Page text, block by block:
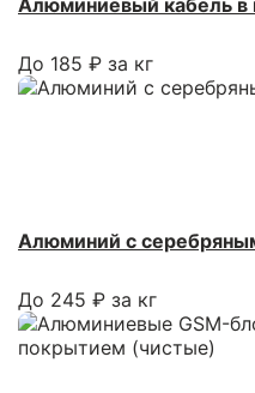
Алюминиевый кабель в
До 185 ₽ за кг
Алюминий с
До 245 ₽ за кг